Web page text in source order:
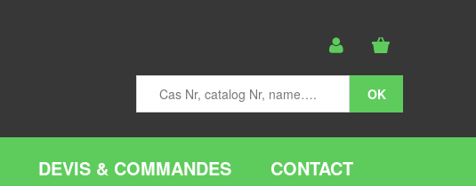
DEVIS & COMMANDES CONTACT